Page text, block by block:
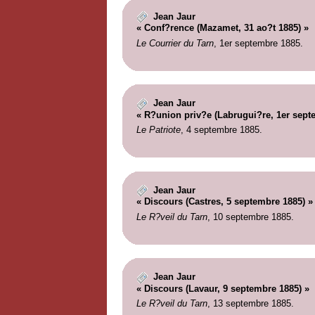
Jean Jaur
« Conf?rence (Mazamet, 31 ao?t 1885) »
Le Courrier du Tarn, 1er septembre 1885.
Jean Jaur
« R?union priv?e (Labrugui?re, 1er
Le Patriote, 4 septembre 1885.
Jean Jaur
« Discours (Castres, 5 septembre 1885) »
Le R?veil du Tarn, 10 septembre 1885.
Jean Jaur
« Discours (Lavaur, 9 septembre 1885) »
Le R?veil du Tarn, 13 septembre 1885.